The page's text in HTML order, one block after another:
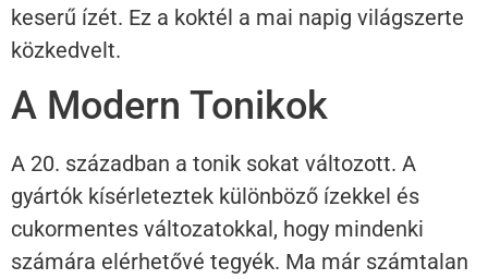
keserű ízét. Ez a koktél a mai napig világszerte
közkedvelt.
A Modern Tonikok
A 20. században a tonik sokat változott. A
gyártók kísérleteztek különböző ízekkel és
cukormentes változatokkal, hogy mindenki
számára elérhetővé tegyék. Ma már számtalan